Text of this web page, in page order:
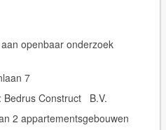
openbaar onderzoek
7
Bedrus Construct B.V.
2 appartementsgebouwen